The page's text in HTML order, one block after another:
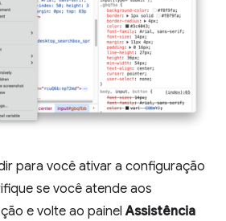
para você ativar a configuração
se você atende aos
e volte ao painelAssistência